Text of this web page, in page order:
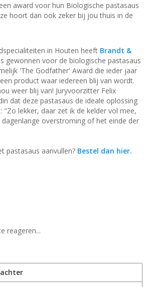
award voor hun Biologische pastasaus
hoort dan ook zeker bij jou thuis in de
in Houten heeft Brandt &
gewonnen voor de biologische pastasaus
'The Godfather' Award die ieder jaar
product waar iedereen blij van wordt.
weer blij van! Juryvoorzitter Felix
dat deze pastasaus de ideale oplossing
"Zo lekker, daar zet ik de kelder vol mee,
overstroming of het einde der
pastasaus aanvullen? Bestel dan hier.
reageren...